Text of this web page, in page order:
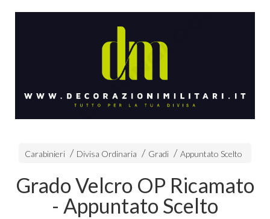
Carabinieri Divisa Ordinaria Gradi Appuntato Scelto
Grado Velcro OP Ricamato
- Appuntato Scelto